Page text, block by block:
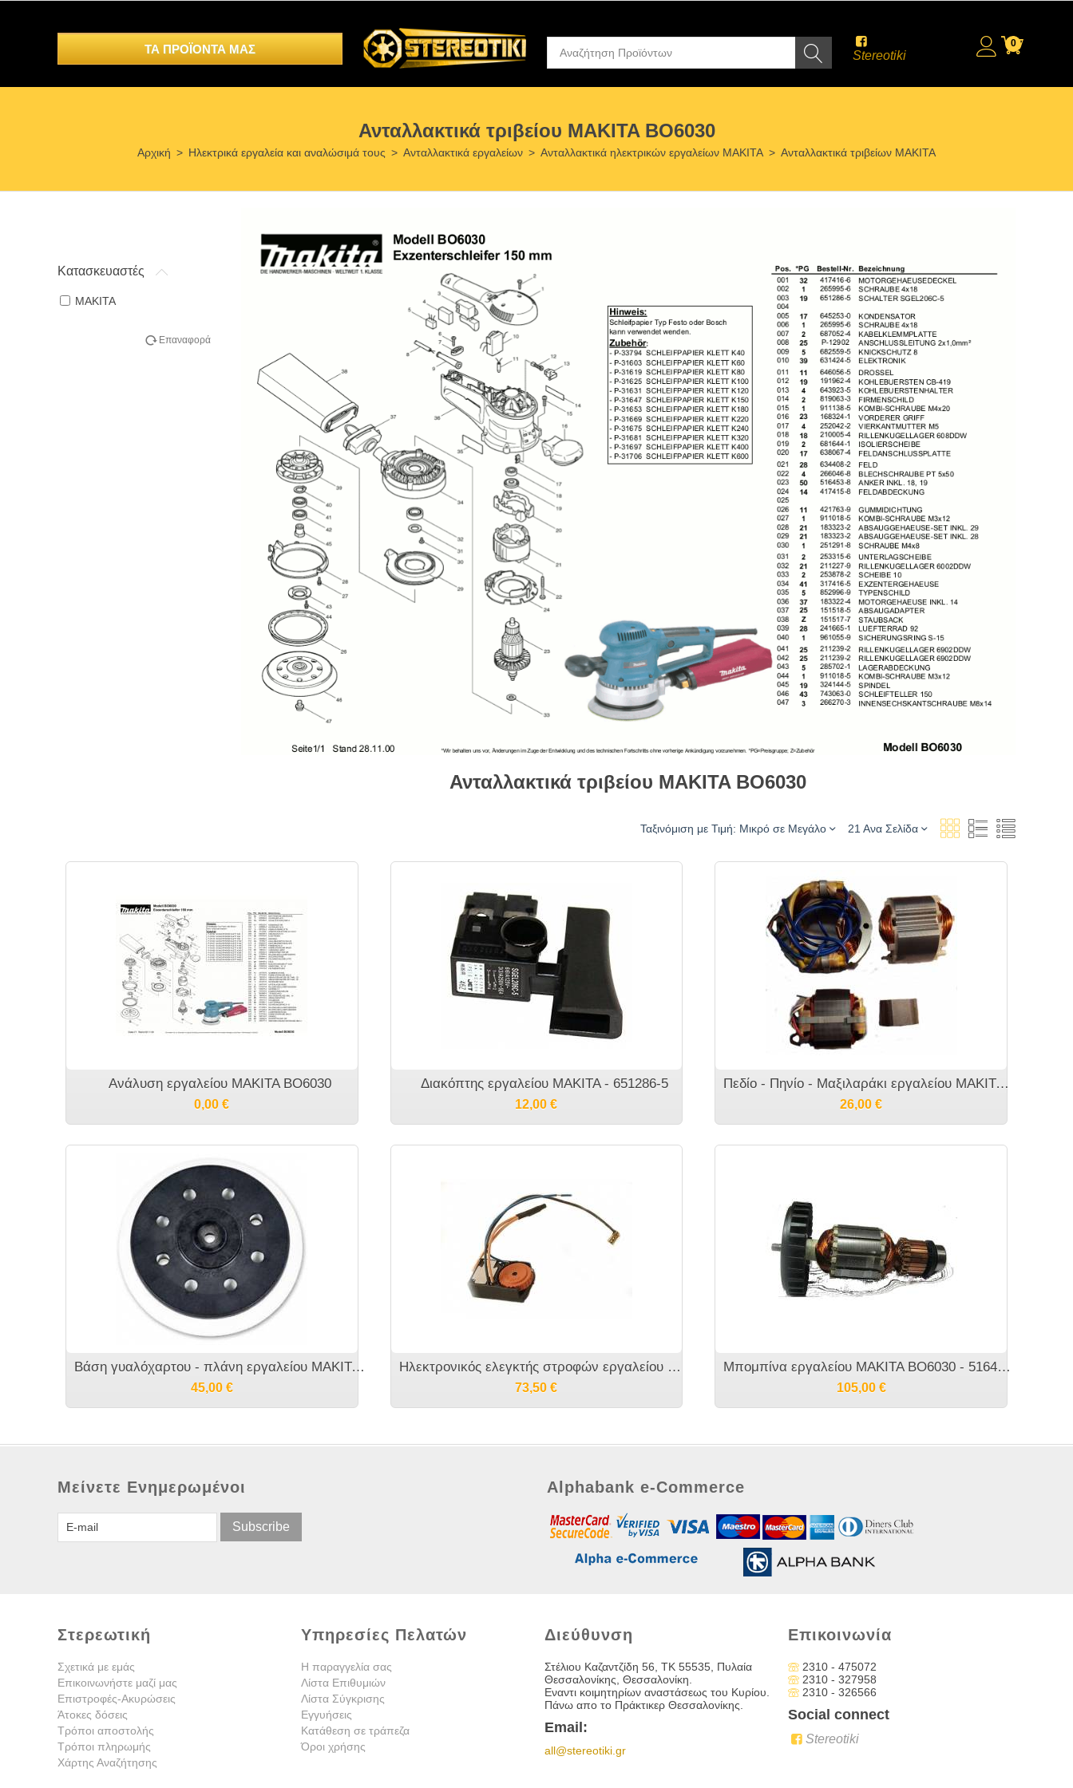
ΤΑ ΠΡΟΪΟΝΤΑ ΜΑΣ Stereotiki
0
Ανταλλακτικά τριβείου MAKITA BO6030
Αρχική > Ηλεκτρικά εργαλεία και αναλώσιμά τους > Ανταλλακτικά εργαλείων > Ανταλλακτικά ηλεκτρικών εργαλείων MAKITA > Ανταλλακτικά τριβείων MAKITA
Κατασκευαστές
MAKITA
Επαναφορά
Ανταλλακτικά τριβείου MAKITA BO6030
Ταξινόμιση με Τιμή: Μικρό σε Μεγάλο 21 Ανα Σελίδα
Ανάλυση εργαλείου MAKITA BO6030
0,00 €
Διακόπτης εργαλείου MAKITA - 651286-5
12,00 €
Πεδίο - Πηνίο - Μαξιλαράκι εργαλείου MAKITA BO6030 - 634408-2
26,00 €
Βάση γυαλόχαρτου - πλάνη εργαλείου MAKITA BO6030/BO6040 - 743063-0 A-87812 196684-1
45,00 €
Ηλεκτρονικός ελεγκτής στροφών εργαλείου MAKITA BO6030 - 631424-5
73,50 €
Μπομπίνα εργαλείου MAKITA BO6030 - 516453-8
105,00 €
Μείνετε Ενημερωμένοι
Subscribe
Alphabank e-Commerce
Στερεωτική
Σχετικά με εμάς
Επικοινωνήστε μαζί μας
Επιστροφές-Ακυρώσεις
Άτοκες δόσεις
Τρόποι αποστολής
Τρόποι πληρωμής
Χάρτης Αναζήτησης
Υπηρεσίες Πελατών
Η παραγγελία σας
Λίστα Επιθυμιών
Λίστα Σύγκρισης
Εγγυήσεις
Κατάθεση σε τράπεζα
Όροι χρήσης
Διεύθυνση
Στέλιου Καζαντζίδη 56, TK 55535, Πυλαία
Θεσσαλονίκης, Θεσσαλονίκη.
Εναντι κοιμητηρίων αναστάσεως του Κυρίου.
Πάνω απο το Πράκτικερ Θεσσαλονίκης.
Email:
all@stereotiki.gr
Επικοινωνία
2310 - 475072
2310 - 327958
2310 - 326566
Social connect
Stereotiki